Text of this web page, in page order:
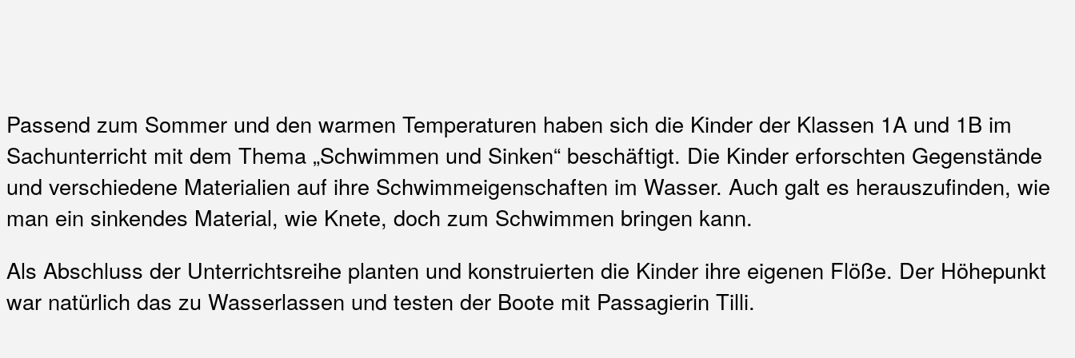
Passend zum Sommer und den warmen Temperaturen haben sich die Kinder der Klassen 1A und 1B im
Sachunterricht mit dem Thema „Schwimmen und Sinken“ beschäftigt. Die Kinder erforschten Gegenstände
und verschiedene Materialien auf ihre Schwimmeigenschaften im Wasser. Auch galt es herauszufinden, wie
man ein sinkendes Material, wie Knete, doch zum Schwimmen bringen kann.
Als Abschluss der Unterrichtsreihe planten und konstruierten die Kinder ihre eigenen Flöße. Der Höhepunkt
war natürlich das zu Wasserlassen und testen der Boote mit Passagierin Tilli.